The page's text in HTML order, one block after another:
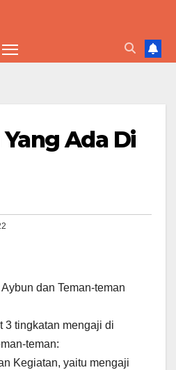
Ada Di
dan Teman-teman
3 tingkatan mengaji di
teman:
Kegiatan, yaitu mengaji